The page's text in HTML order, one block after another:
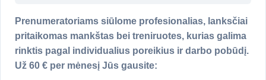
Prenumeratoriams siūlome profesionalias, lanksčiai
pritaikomas mankštas bei treniruotes, kurias galima
rinktis pagal individualius poreikius ir darbo pobūdį.
Už 60 € per mėnesį Jūs gausite: